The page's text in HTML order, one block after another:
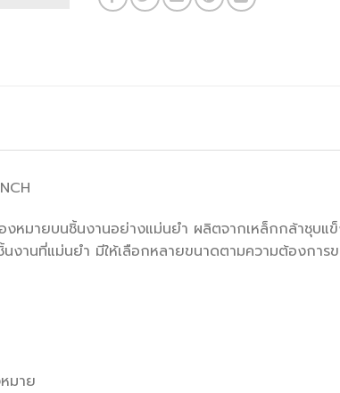
องหมายบนชิ้นงานอย่างแม่นยำ ผลิตจากเหล็กกล้าชุบ
งานที่แม่นยำ มีให้เลือกหลายขนาดตามความต้องกา
มาย